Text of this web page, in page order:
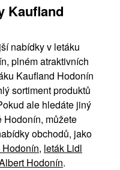
Kaufland
nabídky v letáku
plném atraktivních
Kaufland Hodonín
sortiment produktů
ale hledáte jiný
Hodonín, můžete
obchodů, jako
, leták Lidl
Hodonín.